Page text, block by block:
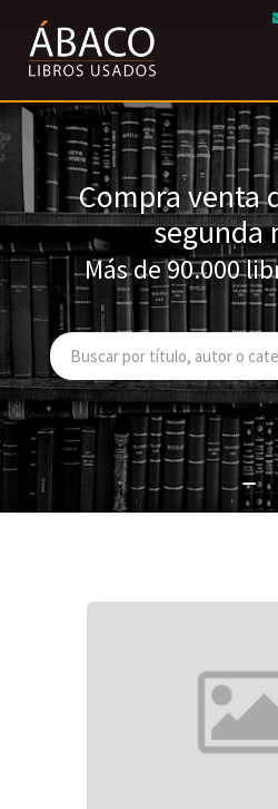
Compra venta
segunda
Más de 90.000